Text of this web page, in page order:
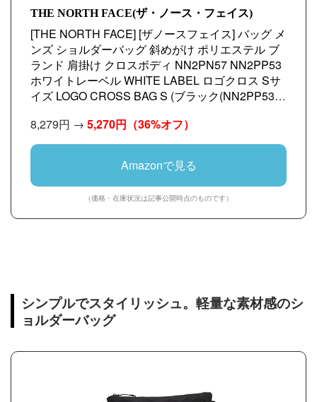
THE NORTH FACE(ザ・ノース・フェイス)
[THE NORTH FACE] [ザノースフェイス] バッグ メ
ンズ ショルダーバッグ 斜めがけ ポリエステル ブ
ランド 肩掛け クロスボディ NN2PN57 NN2PP53
ホワイトレーベル WHITE LABEL ロゴクロス Sサ
イズ LOGO CROSS BAG S (ブラック(NN2PP53J)/
8,279円 → 5,270円 （36%オフ）
Amazonで見る
（価格・在庫状況は記事公開時点のものです）
シンプルでスタイリッシュ。軽量な素材感のシ
ョルダーバッグ